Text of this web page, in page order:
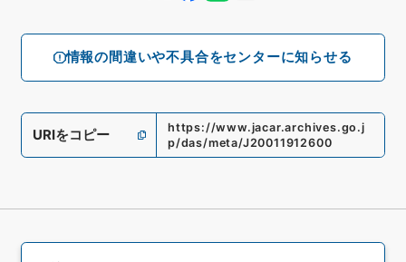
情報の間違いや不具合をセンターに知らせる
URIをコピー
https://www.jacar.archives.go.j
p/das/meta/J20011912600